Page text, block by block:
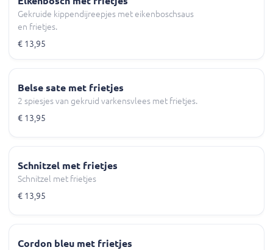
Gekruide kippendijreepjes met eikenboschsaus
en frietjes.
€ 13,95
Belse sate met frietjes
2 spiesjes van gekruid varkensvlees met frietjes.
€ 13,95
Schnitzel met frietjes
Schnitzel met frietjes
€ 13,95
Cordon bleu met frietjes